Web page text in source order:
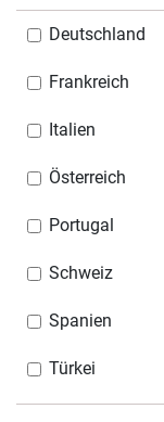
Deutschland
Frankreich
Italien
Österreich
Portugal
Schweiz
Spanien
Türkei